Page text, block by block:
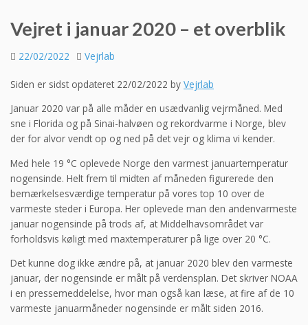
Vejret i januar 2020 – et overblik
22/02/2022 Vejrlab
Siden er sidst opdateret 22/02/2022 by Vejrlab
Januar 2020 var på alle måder en usædvanlig vejrmåned. Med
sne i Florida og på Sinai-halvøen og rekordvarme i Norge, blev
der for alvor vendt op og ned på det vejr og klima vi kender.
Med hele 19 °C oplevede Norge den varmest januartemperatur
nogensinde. Helt frem til midten af måneden figurerede den
bemærkelsesværdige temperatur på vores top 10 over de
varmeste steder i Europa. Her oplevede man den andenvarmeste
januar nogensinde på trods af, at Middelhavsområdet var
forholdsvis køligt med maxtemperaturer på lige over 20 °C.
Det kunne dog ikke ændre på, at januar 2020 blev den varmeste
januar, der nogensinde er målt på verdensplan. Det skriver NOAA
i en pressemeddelelse, hvor man også kan læse, at fire af de 10
varmeste januarmåneder nogensinde er målt siden 2016.